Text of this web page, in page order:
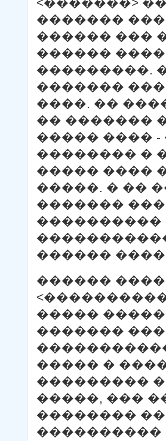
�������
������ ���
������
���������.
�������
����. ��
�� �������
����� ����
�������� �
����� ����
�����. � ��
�������
������
������ ����
�����
�������
����� �
���������
�����, ���
��������
����������